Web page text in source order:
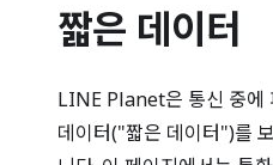
짧은 데이터
LINE Planet은 통신 중에
데이터("짧은 데이터")를